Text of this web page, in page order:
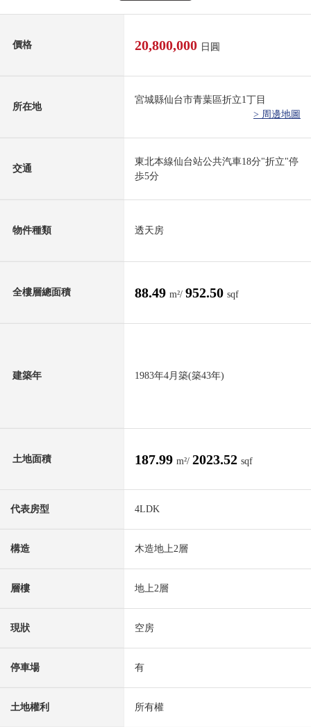
價格 20,800,000 日圓
所在地
宮城縣仙台市青葉區折立1丁目
> 周邊地圖
交通
東北本線仙台站公共汽車18分"折立"停
歩5分
物件種類 透天房
全樓層總面積 88.49 m²/ 952.50 sqf
建築年 1983年4月築(築43年)
土地面積 187.99 m²/ 2023.52 sqf
代表房型 4LDK
構造 木造地上2層
層樓 地上2層
現狀 空房
停車場 有
土地權利 所有權